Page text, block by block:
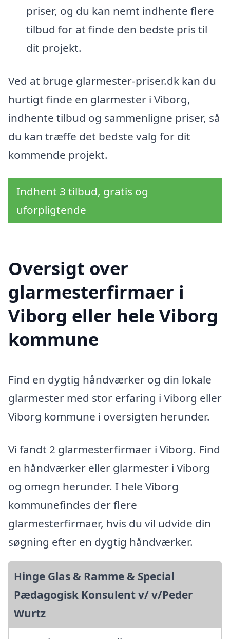
priser, og du kan nemt indhente flere
tilbud for at finde den bedste pris til
dit projekt.
Ved at bruge glarmester-priser.dk kan du
hurtigt finde en glarmester i Viborg,
indhente tilbud og sammenligne priser, så
du kan træffe det bedste valg for dit
kommende projekt.
Indhent 3 tilbud, gratis og
uforpligtende
Oversigt over
glarmesterfirmaer i
Viborg eller hele Viborg
kommune
Find en dygtig håndværker og din lokale
glarmester med stor erfaring i Viborg eller
Viborg kommune i oversigten herunder.
Vi fandt 2 glarmesterfirmaer i Viborg. Find
en håndværker eller glarmester i Viborg
og omegn herunder. I hele Viborg
kommunefindes der flere
glarmesterfirmaer, hvis du vil udvide din
søgning efter en dygtig håndværker.
Hinge Glas & Ramme & Special
Pædagogisk Konsulent v/ v/Peder
Wurtz